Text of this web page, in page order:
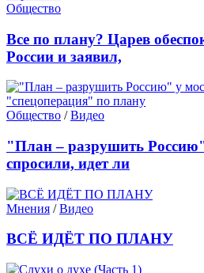
Общество
Все по плану? Царев
России и заявил,
Общество /Видео
"План – разрушить
спросили, идет ли
Мнения /Видео
ВСЁ ИДЁТ ПО ПЛАНУ